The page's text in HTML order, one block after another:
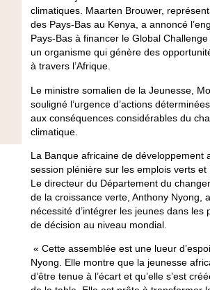
climatiques. Maarten Brouwer,
des Pays-Bas au Kenya, a annoncé
Pays-Bas à financer le Global
un organisme qui génère des
à travers l’Afrique.
Le ministre somalien de la Jeunesse,
souligné l’urgence d’actions
aux conséquences considérables du
climatique.
La Banque africaine de développement
session plénière sur les emplois verts et
Le directeur du Département du
de la croissance verte, Anthony Nyong,
nécessité d’intégrer les jeunes dans les
de décision au niveau mondial.
« Cette assemblée est une lueur
Nyong. Elle montre que la jeunesse
d’être tenue à l’écart et qu’elle s’est